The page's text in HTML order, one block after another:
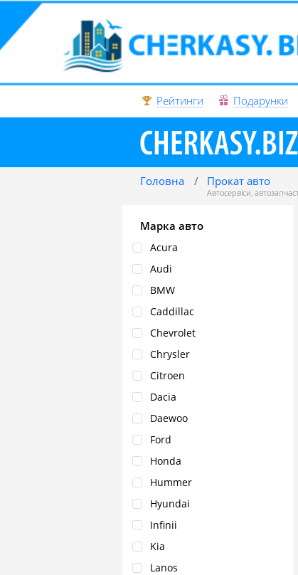
Рейтинги Подарунки
Головна Прокат авто
Автосервіси,
Марка авто
Acura
Audi
BMW
Caddillac
Chevrolet
Chrysler
Citroen
Dacia
Daewoo
Ford
Honda
Hummer
Hyundai
Infinii
Kia
Lanos